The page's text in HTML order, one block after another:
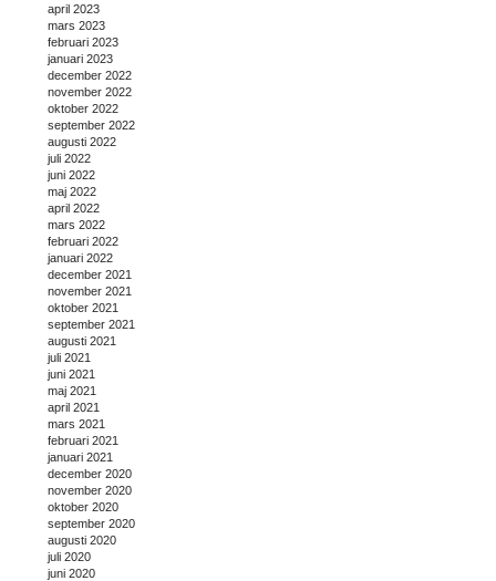
april 2023
mars 2023
februari 2023
januari 2023
december 2022
november 2022
oktober 2022
september 2022
augusti 2022
juli 2022
juni 2022
maj 2022
april 2022
mars 2022
februari 2022
januari 2022
december 2021
november 2021
oktober 2021
september 2021
augusti 2021
juli 2021
juni 2021
maj 2021
april 2021
mars 2021
februari 2021
januari 2021
december 2020
november 2020
oktober 2020
september 2020
augusti 2020
juli 2020
juni 2020